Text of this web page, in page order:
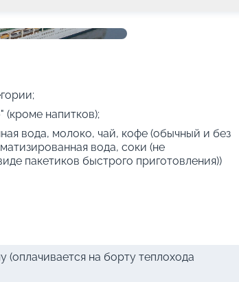
(кроме напитков);
вода, молоко, чай, кофе (обычный и без
вода, соки (не
пакетиков быстрого приготовления))
на борту теплохода